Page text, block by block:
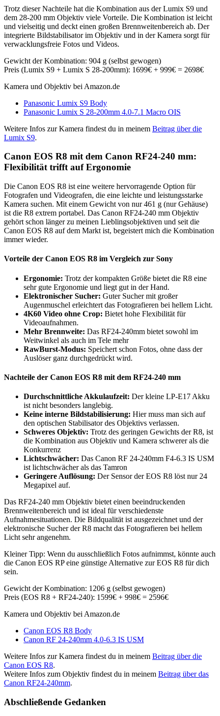
Trotz dieser Nachteile hat die Kombination aus der Lumix S9 und
dem 28-200 mm Objektiv viele Vorteile. Die Kombination ist leicht
und vielseitig und deckt einen großen Brennweitenbereich ab. Der
integrierte Bildstabilisator im Objektiv und in der Kamera sorgt für
verwacklungsfreie Fotos und Videos.
Gewicht der Kombination: 904 g (selbst gewogen)
Preis (Lumix S9 + Lumix S 28-200mm): 1699€ + 999€ = 2698€
Kamera und Objektiv bei Amazon.de
Panasonic Lumix S9 Body
Panasonic Lumix S 28-200mm 4.0-7.1 Macro OIS
Weitere Infos zur Kamera findest du in meinem Beitrag über die
Lumix S9.
Canon EOS R8 mit dem Canon RF24-240 mm:
Flexibilität trifft auf Ergonomie
Die Canon EOS R8 ist eine weitere hervorragende Option für
Fotografen und Videografen, die eine leichte und leistungsstarke
Kamera suchen. Mit einem Gewicht von nur 461 g (nur Gehäuse)
ist die R8 extrem portabel. Das Canon RF24-240 mm Objektiv
gehört schon länger zu meinen Lieblingsobjektiven und seit die
Canon EOS R8 auf dem Markt ist, begeistert mich die Kombination
immer wieder.
Vorteile der Canon EOS R8 im Vergleich zur Sony
Ergonomie: Trotz der kompakten Größe bietet die R8 eine
sehr gute Ergonomie und liegt gut in der Hand.
Elektronischer Sucher: Guter Sucher mit großer
Augenmuschel erleichtert das Fotografieren bei hellem Licht.
4K60 Video ohne Crop: Bietet hohe Flexibilität für
Videoaufnahmen.
Mehr Brennweite: Das RF24-240mm bietet sowohl im
Weitwinkel als auch im Tele mehr
RawBurst-Modus: Speichert schon Fotos, ohne dass der
Auslöser ganz durchgedrückt wird.
Nachteile der Canon EOS R8 mit dem RF24-240 mm
Durchschnittliche Akkulaufzeit: Der kleine LP-E17 Akku
ist nicht besonders langlebig.
Keine interne Bildstabilisierung: Hier muss man sich auf
den optischen Stabilisator des Objektivs verlassen.
Schweres Objektiv: Trotz des geringen Gewichts der R8, ist
die Kombination aus Objektiv und Kamera schwerer als die
Konkurrenz
Lichtschwächer: Das Canon RF 24-240mm F4-6.3 IS USM
ist lichtschwächer als das Tamron
Geringere Auflösung: Der Sensor der EOS R8 löst nur 24
Megapixel auf.
Das RF24-240 mm Objektiv bietet einen beeindruckenden
Brennweitenbereich und ist ideal für verschiedenste
Aufnahmesituationen. Die Bildqualität ist ausgezeichnet und der
elektronische Sucher der R8 macht das Fotografieren bei hellem
Licht sehr angenehm.
Kleiner Tipp: Wenn du ausschließlich Fotos aufnimmst, könnte auch
die Canon EOS RP eine günstige Alternative zur EOS R8 für dich
sein.
Gewicht der Kombination: 1206 g (selbst gewogen)
Preis (EOS R8 + RF24-240): 1599€ + 998€ = 2596€
Kamera und Objektiv bei Amazon.de
Canon EOS R8 Body
Canon RF 24-240mm 4.0-6.3 IS USM
Weitere Infos zur Kamera findest du in meinem Beitrag über die
Canon EOS R8.
Weitere Infos zum Objektiv findest du in meinem Beitrag über das
Canon RF24-240mm.
Abschließende Gedanken